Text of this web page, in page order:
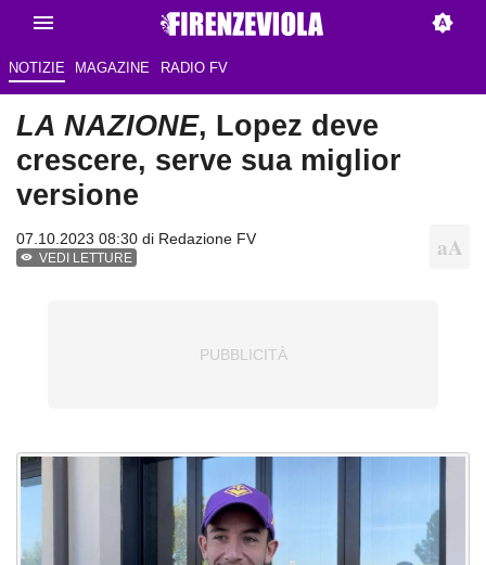
NOTIZIE MAGAZINE RADIO FV
LA NAZIONE, Lopez deve
crescere, serve sua miglior
versione
07.10.2023 08:30 di Redazione FV
VEDI LETTURE